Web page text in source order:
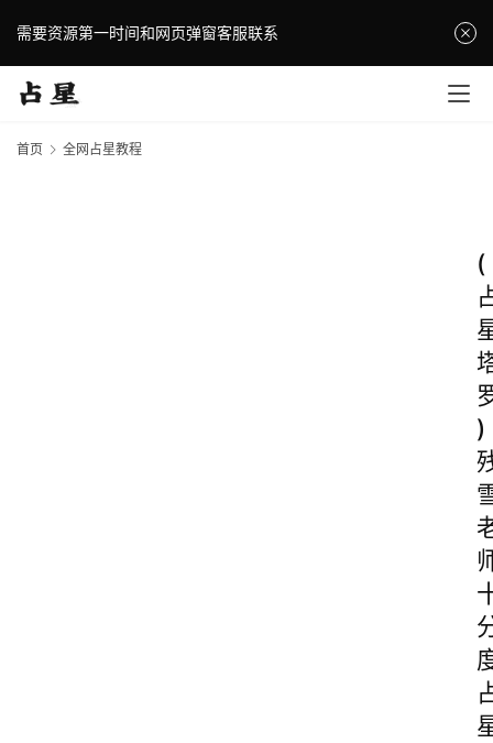
需要资源第一时间和网页弹窗客服联系
首页 全网占星教程
(
)